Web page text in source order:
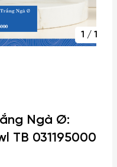
1 / 1
Ngà Ø:
TB 031195000